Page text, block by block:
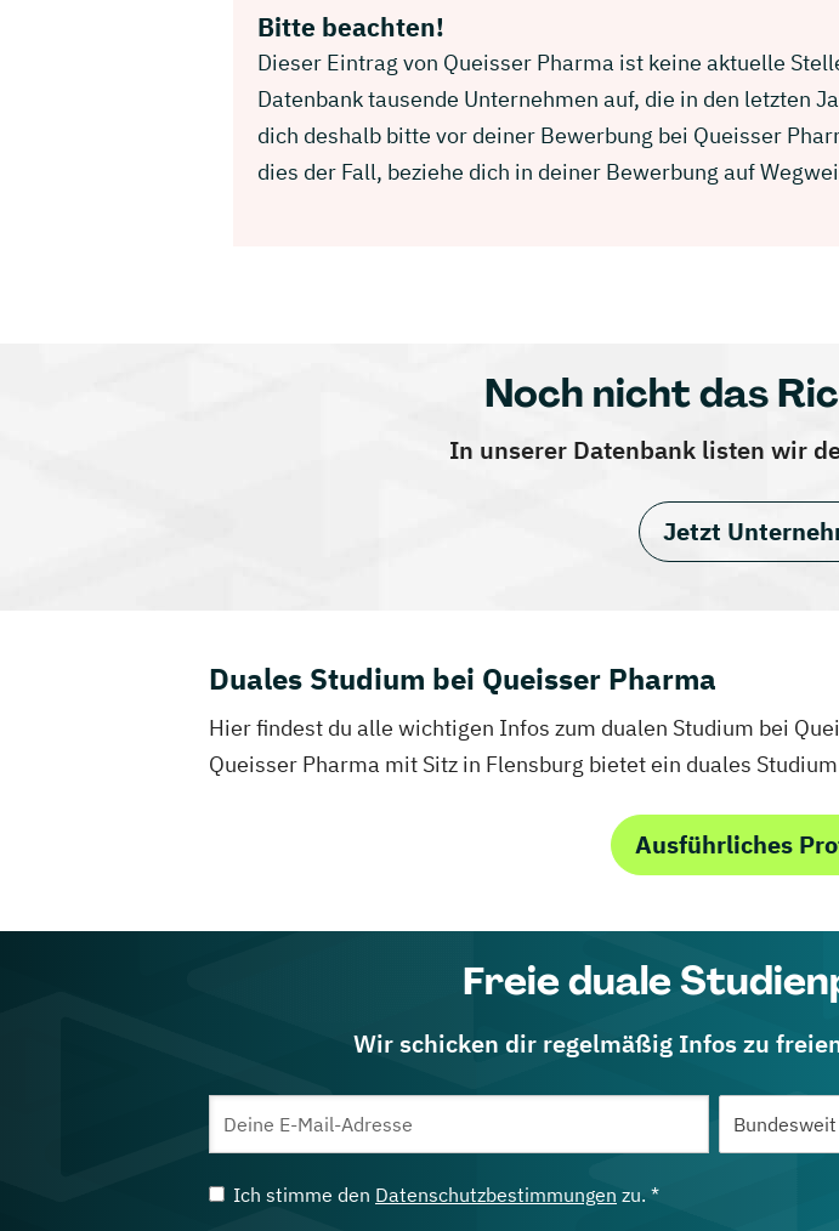
Bitte beachten!
Dieser Eintrag von Queisser Pharma ist keine aktuelle
Datenbank tausende Unternehmen auf, die in den letzten
dich deshalb bitte vor deiner Bewerbung bei Queisser
dies der Fall, beziehe dich in deiner Bewerbung auf
Noch nicht das
In unserer Datenbank listen wir
Jetzt
Duales Studium bei Queisser Pharma
Hier findest du alle wichtigen Infos zum dualen Studium bei
Queisser Pharma mit Sitz in Flensburg bietet ein duales
Ausführliches
Freie duale
Wir schicken dir regelmäßig Infos zu
Ich stimme den Datenschutzbestimmungen zu. *